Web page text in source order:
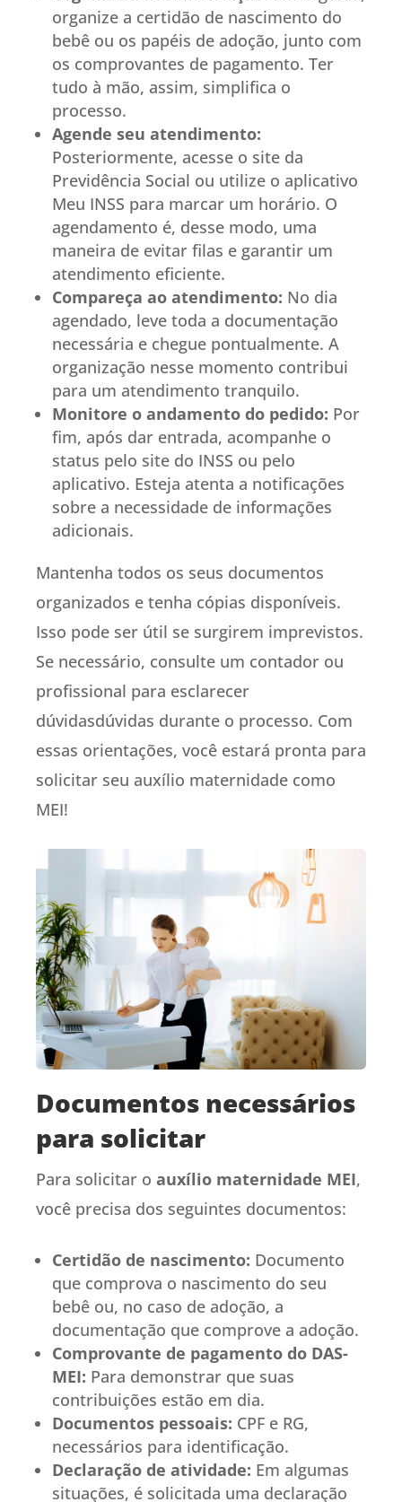
organize a certidão de nascimento do
bebê ou os papéis de adoção, junto com
os comprovantes de pagamento. Ter
tudo à mão, assim, simplifica o
processo.
Agende seu atendimento:
Posteriormente, acesse o site da
Previdência Social ou utilize o aplicativo
Meu INSS para marcar um horário. O
agendamento é, desse modo, uma
maneira de evitar filas e garantir um
atendimento eficiente.
Compareça ao atendimento: No dia
agendado, leve toda a documentação
necessária e chegue pontualmente. A
organização nesse momento contribui
para um atendimento tranquilo.
Monitore o andamento do pedido: Por
fim, após dar entrada, acompanhe o
status pelo site do INSS ou pelo
aplicativo. Esteja atenta a notificações
sobre a necessidade de informações
adicionais.
Mantenha todos os seus documentos
organizados e tenha cópias disponíveis.
Isso pode ser útil se surgirem imprevistos.
Se necessário, consulte um contador ou
profissional para esclarecer
dúvidasdúvidas durante o processo. Com
essas orientações, você estará pronta para
solicitar seu auxílio maternidade como
MEI!
Documentos necessários
para solicitar
Para solicitar o auxílio maternidade MEI,
você precisa dos seguintes documentos:
Certidão de nascimento: Documento
que comprova o nascimento do seu
bebê ou, no caso de adoção, a
documentação que comprove a adoção.
Comprovante de pagamento do DAS-
MEI: Para demonstrar que suas
contribuições estão em dia.
Documentos pessoais: CPF e RG,
necessários para identificação.
Declaração de atividade: Em algumas
situações, é solicitada uma declaração